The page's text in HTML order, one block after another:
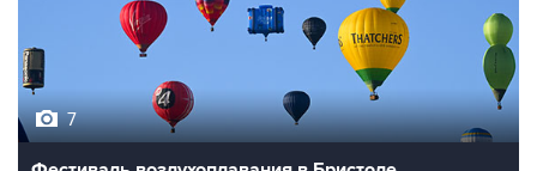
Фестиваль воздухоплавания в Бристоле